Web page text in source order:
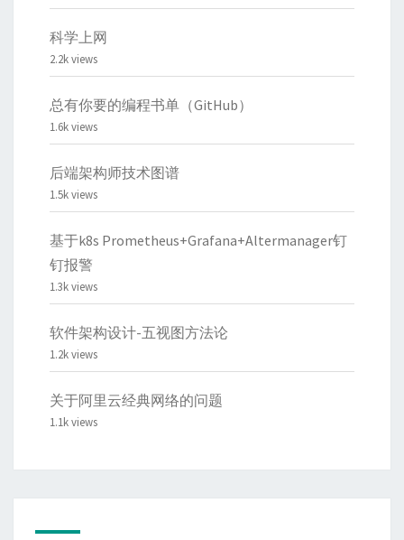
科学上网
2.2k views
总有你要的编程书单（GitHub）
1.6k views
后端架构师技术图谱
1.5k views
基于k8s Prometheus+Grafana+Altermanager钉
钉报警
1.3k views
软件架构设计-五视图方法论
1.2k views
关于阿里云经典网络的问题
1.1k views